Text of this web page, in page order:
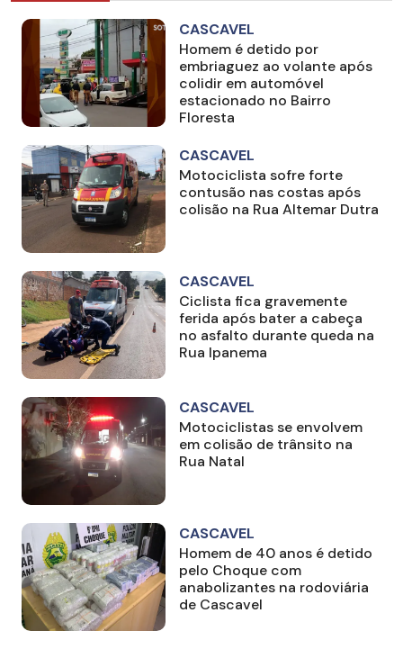
CASCAVEL
Homem é detido por
embriaguez ao volante após
colidir em automóvel
estacionado no Bairro
Floresta
CASCAVEL
Motociclista sofre forte
contusão nas costas após
colisão na Rua Altemar Dutra
CASCAVEL
Ciclista fica gravemente
ferida após bater a cabeça
no asfalto durante queda na
Rua Ipanema
CASCAVEL
Motociclistas se envolvem
em colisão de trânsito na
Rua Natal
CASCAVEL
Homem de 40 anos é detido
pelo Choque com
anabolizantes na rodoviária
de Cascavel